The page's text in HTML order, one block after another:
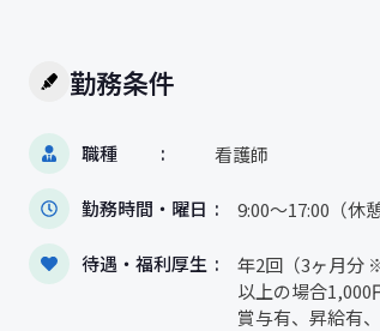
勤務条件
職種 看護師
勤務時間・曜日 9:00～17:00（休
待遇・福利厚生
年2回（3ヶ月分
以上の場合1,000
賞与有、昇給有